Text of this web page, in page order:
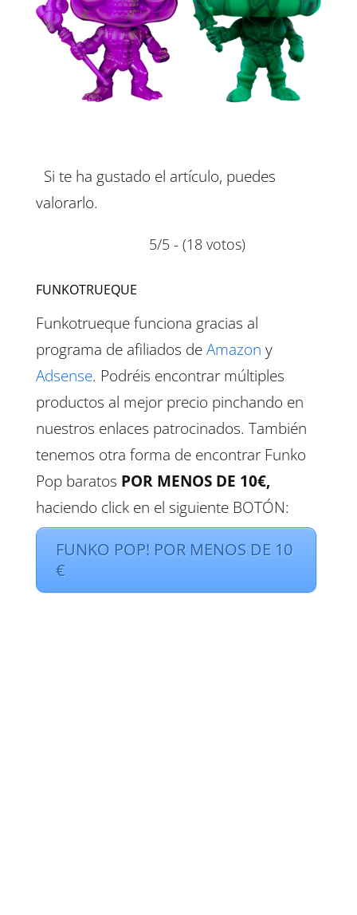
Si te ha gustado el artículo, puedes
valorarlo.
5/5 - (18 votos)
FUNKOTRUEQUE
Funkotrueque funciona gracias al
programa de afiliados deAmazon y
Adsense. Podréis encontrar múltiples
productos al mejor precio pinchando en
nuestros enlaces patrocinados. También
tenemos otra forma de encontrar Funko
Pop baratos POR MENOS DE 10€,
haciendo click en el siguiente BOTÓN:
FUNKO POP! POR MENOS DE 10
€